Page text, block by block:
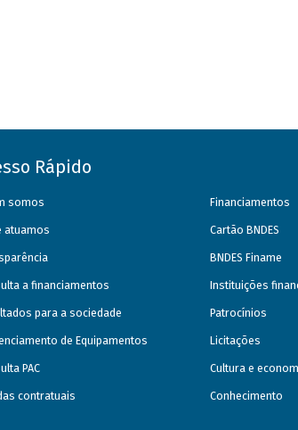
Rápido
somos
atuamos
a financiamentos
para a sociedade
de Equipamentos
PAC
contratuais
Financiamentos
Cartão BNDES
BNDES Finame
Instituições
Patrocínios
Licitações
Cultura e
Conhecimento